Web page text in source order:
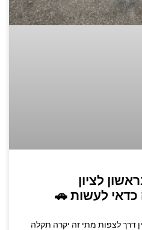
לציון
כדאי לעשות 🚗
דרך לצפות מתי זה יקרה תקלה